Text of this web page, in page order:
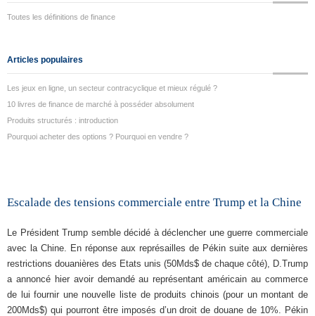
Toutes les définitions de finance
Articles populaires
Les jeux en ligne, un secteur contracyclique et mieux régulé ?
10 livres de finance de marché à posséder absolument
Produits structurés : introduction
Pourquoi acheter des options ? Pourquoi en vendre ?
Escalade des tensions commerciale entre Trump et la Chine
Le Président Trump semble décidé à déclencher une guerre commerciale
avec la Chine. En réponse aux représailles de Pékin suite aux dernières
restrictions douanières des Etats unis (50Mds$ de chaque côté), D.Trump
a annoncé hier avoir demandé au représentant américain au commerce
de lui fournir une nouvelle liste de produits chinois (pour un montant de
200Mds$) qui pourront être imposés d’un droit de douane de 10%. Pékin